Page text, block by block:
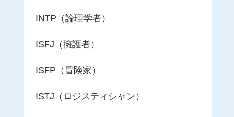
INTP（論理学者）
ISFJ（擁護者）
ISFP（冒険家）
ISTJ（ロジスティシャン）